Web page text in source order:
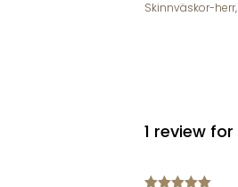
Skinnväskor-herr,
1 review for